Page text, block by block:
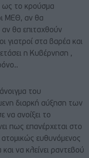
ως το κρούσμα
ΜΕΘ, αν θα
θα επιταχθούν
γιατροί στα βαρέα και
η Κυβέρνηση ,
του
διαρκή αύξηση των
ανοίξει το
πως επανέρχεται στο
ευθυνόμενος
να κλείνει ραντεβού